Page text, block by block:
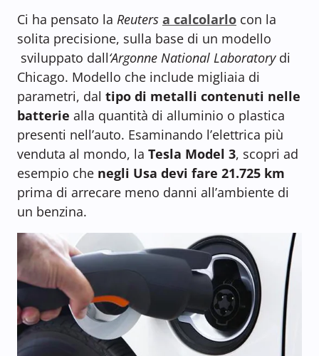
Ci ha pensato la Reuters a calcolarlo con la
solita precisione, sulla base di un modello
sviluppato dall‘Argonne National Laboratorydi
Chicago. Modello che include migliaia di
parametri, dal tipo di metalli contenuti nelle
batterie alla quantità di alluminio o plastica
presenti nell’auto. Esaminando l’elettrica più
venduta al mondo, la Tesla Model 3, scopri ad
esempio che negli Usa devi fare 21.725 km
prima di arrecare meno danni all’ambiente di
un benzina.